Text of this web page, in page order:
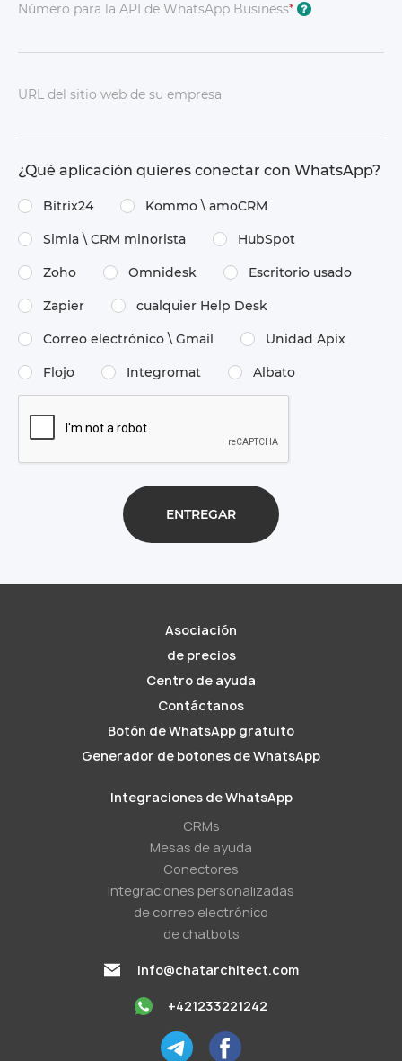
Número para la API de WhatsApp Business* ?
URL del sitio web de su empresa
¿Qué aplicación quieres conectar con WhatsApp?
Bitrix24 Kommo \​ amoCRM
Simla \​ CRM minorista HubSpot
Zoho Omnidesk Escritorio usado
Zapier cualquier Help Desk
Correo electrónico \​ Gmail Unidad Apix
Flojo Integromat Albato
Asociación
de precios
Centro de ayuda
Contáctanos
Botón de WhatsApp gratuito
Generador de botones de WhatsApp
Integraciones de WhatsApp
CRMs
Mesas de ayuda
Conectores
Integraciones personalizadas
de correo electrónico
de chatbots
info@chatarchitect.com
+421233221242